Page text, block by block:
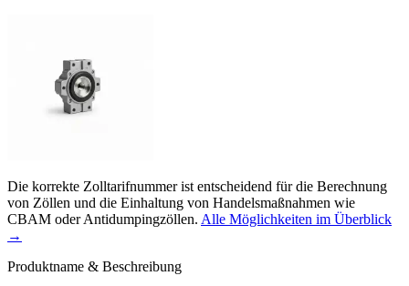
Die korrekte Zolltarifnummer ist entscheidend für die Berechnung
von Zöllen und die Einhaltung von Handelsmaßnahmen wie
CBAM oder Antidumpingzöllen. Alle Möglichkeiten im Überblick
→
Produktname & Beschreibung